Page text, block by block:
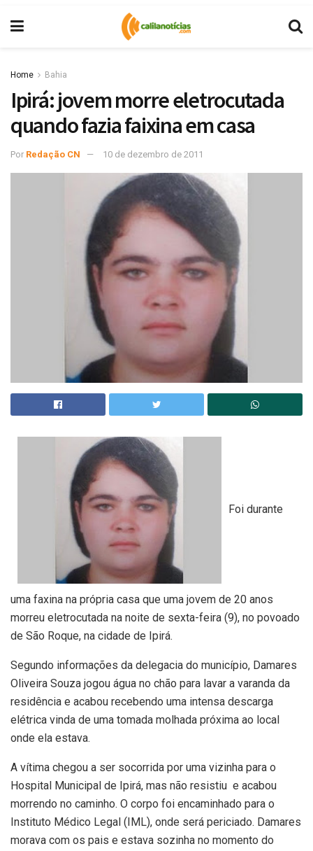
Home Bahia
Ipirá: jovem morre eletrocutada
quando fazia faixina em casa
Por Redação CN 10 de dezembro de 2011
Foi durante
uma faxina na própria casa que uma jovem de 20 anos
morreu eletrocutada na noite de sexta-feira (9), no povoado
de São Roque, na cidade de Ipirá.
Segundo informações da delegacia do município, Damares
Oliveira Souza jogou água no chão para lavar a varanda da
residência e acabou recebendo uma intensa descarga
elétrica vinda de uma tomada molhada próxima ao local
onde ela estava.
A vítima chegou a ser socorrida por uma vizinha para o
Hospital Municipal de Ipirá, mas não resistiu e acabou
morrendo no caminho. O corpo foi encaminhado para o
Instituto Médico Legal (IML), onde será periciado. Damares
morava com os pais e estava sozinha no momento do